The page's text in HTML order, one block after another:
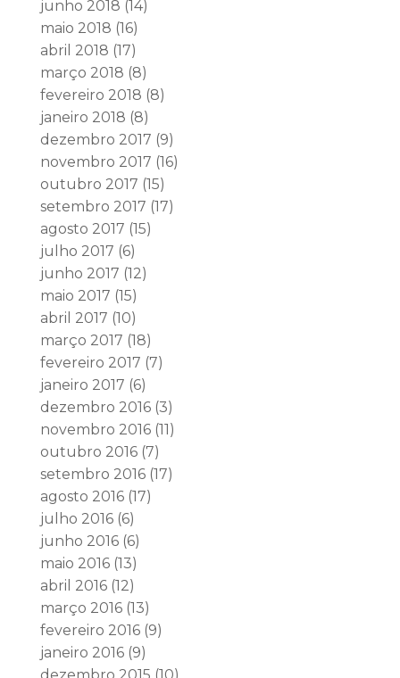
junho 2018 (14)
maio 2018 (16)
abril 2018 (17)
março 2018 (8)
fevereiro 2018 (8)
janeiro 2018 (8)
dezembro 2017 (9)
novembro 2017 (16)
outubro 2017 (15)
setembro 2017 (17)
agosto 2017 (15)
julho 2017 (6)
junho 2017 (12)
maio 2017 (15)
abril 2017 (10)
março 2017 (18)
fevereiro 2017 (7)
janeiro 2017 (6)
dezembro 2016(3)
novembro 2016(11)
outubro 2016(7)
setembro 2016(17)
agosto 2016(17)
julho 2016(6)
junho 2016(6)
maio 2016(13)
abril 2016(12)
março 2016(13)
fevereiro 2016(9)
janeiro 2016(9)